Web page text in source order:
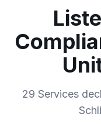
29 Services